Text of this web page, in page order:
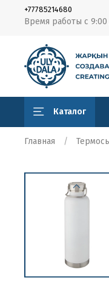
Время работы с 9:00
+77785214680
Каталог
Главная